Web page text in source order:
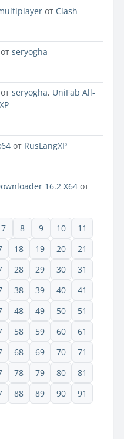
от Clash
от seryogha
от seryogha, UniFab All-
от RusLangXP
16.2 X64 от
7 8 9 10
11
18 19 20
21
28 29 30
31
38 39 40
41
48 49 50
51
58 59 60
61
68 69 70
71
78 79 80
81
88 89 90
91